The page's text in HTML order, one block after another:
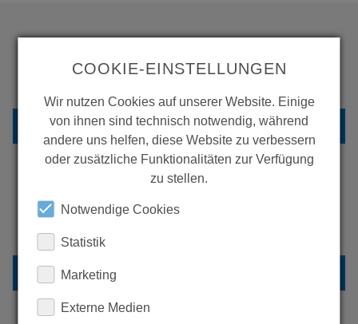
WOLLEN SIE MEHR
ZURÜCK ZUR ÜBERSICHT
ERFAHREN SIE MEHR ÜBER
COOKIE-EINSTELLUNGEN
Wir nutzen Cookies auf unserer Website. Einige
von ihnen sind technisch notwendig, während
andere uns helfen, diese Website zu verbessern
oder zusätzliche Funktionalitäten zur Verfügung
zu stellen.
Notwendige Cookies
Statistik
Marketing
Externe Medien